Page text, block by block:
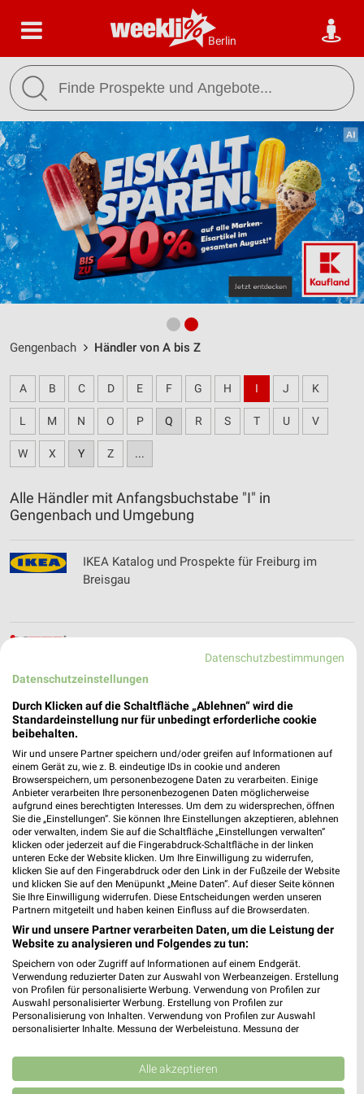
Berlin
Gengenbach Händler von A bis Z
A B C D E F G H I J K
L M N O P Q R S T U V
W X Y Z ...
Alle Händler mit Anfangsbuchstabe "I" in
Gengenbach und Umgebung
IKEA Katalog und Prospekte für Freiburg im
Breisgau
INTERSPORT Prospekte, Angebote & Aktionen
Noch mehr Angebote in
der weekli App!
Jetzt kostenlos laden
Datenschutzbestimmungen
Datenschutzeinstellungen
Durch Klicken auf die Schaltfläche „Ablehnen“ wird die
Standardeinstellung nur für unbedingt erforderliche cookie
beibehalten.
Wir und unsere Partner speichern und/oder greifen auf Informationen auf
einem Gerät zu, wie z. B. eindeutige IDs in cookie und anderen
Browserspeichern, um personenbezogene Daten zu verarbeiten. Einige
Anbieter verarbeiten Ihre personenbezogenen Daten möglicherweise
aufgrund eines berechtigten Interesses. Um dem zu widersprechen, öffnen
Sie die „Einstellungen“. Sie können Ihre Einstellungen akzeptieren, ablehnen
oder verwalten, indem Sie auf die Schaltfläche „Einstellungen verwalten“
klicken oder jederzeit auf die Fingerabdruck-Schaltfläche in der linken
unteren Ecke der Website klicken. Um Ihre Einwilligung zu widerrufen,
klicken Sie auf den Fingerabdruck oder den Link in der Fußzeile der Website
und klicken Sie auf den Menüpunkt „Meine Daten“. Auf dieser Seite können
Sie Ihre Einwilligung widerrufen. Diese Entscheidungen werden unseren
Partnern mitgeteilt und haben keinen Einfluss auf die Browserdaten.
Wir und unsere Partner verarbeiten Daten, um die Leistung der
Website zu analysieren und Folgendes zu tun:
Speichern von oder Zugriff auf Informationen auf einem Endgerät.
Verwendung reduzierter Daten zur Auswahl von Werbeanzeigen. Erstellung
von Profilen für personalisierte Werbung. Verwendung von Profilen zur
Auswahl personalisierter Werbung. Erstellung von Profilen zur
Personalisierung von Inhalten. Verwendung von Profilen zur Auswahl
personalisierter Inhalte. Messung der Werbeleistung. Messung der
Kombinationen von Daten aus verschiedenen Quellen. Entwicklung und
Verbesserung der Angebote. Verwendung reduzierter Daten zur Auswahl
von Inhalten.
Alle akzeptieren